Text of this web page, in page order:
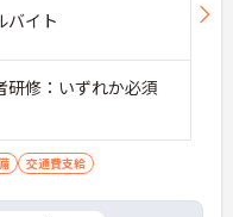
バイト
修：いずれか必須
交通費支給